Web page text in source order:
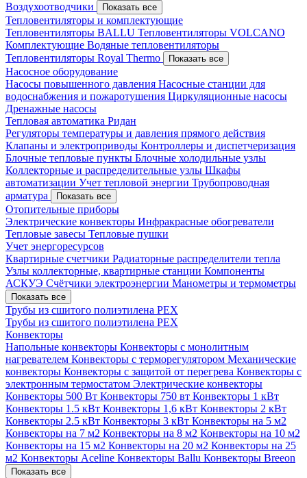
Воздухоотводчики
Показать все
Тепловентиляторы и комплектующие
Тепловентиляторы BALLU Тепловентиляторы VOLCANO
Комплектующие Водяные тепловентиляторы
Тепловентиляторы Royal Thermo
Показать все
Насосное оборудование
Насосы повышенного давления Насосные станции для
водоснабжения и пожаротушения Циркуляционные насосы
Дренажные насосы
Тепловая автоматика Ридан
Регуляторы температуры и давления прямого действия
Клапаны и электроприводы Контроллеры и диспетчеризация
Блочные тепловые пункты Блочные холодильные узлы
Коллекторные и распределительные узлы Шкафы
автоматизации Учет тепловой энергии Трубопроводная
арматура
Показать все
Отопительные приборы
Электрические конвекторы Инфракрасные обогреватели
Тепловые завесы Тепловые пушки
Учет энергоресурсов
Квартирные счетчики Радиаторные распределители тепла
Узлы коллекторные, квартирные станции Компоненты
АСКУЭ Счётчики электроэнергии Манометры и термометры
Показать все
Трубы из сшитого полиэтилена PEX
Трубы из сшитого полиэтилена PEX
Конвекторы
Напольные конвекторы Конвекторы с монолитным
нагревателем Конвекторы с терморегулятором Механические
конвекторы Конвекторы с защитой от перегрева Конвекторы с
электронным термостатом Электрические конвекторы
Конвекторы 500 Вт Конвекторы 750 вт Конвекторы 1 кВт
Конвекторы 1.5 кВт Конвекторы 1,6 кВт Конвекторы 2 кВт
Конвекторы 2.5 кВт Конвекторы 3 кВт Конвекторы на 5 м2
Конвекторы на 7 м2 Конвекторы на 8 м2 Конвекторы на 10 м2
Конвекторы на 15 м2 Конвекторы на 20 м2 Конвекторы на 25
м2 Конвекторы Aceline Конвекторы Ballu Конвекторы Breeon
Показать все